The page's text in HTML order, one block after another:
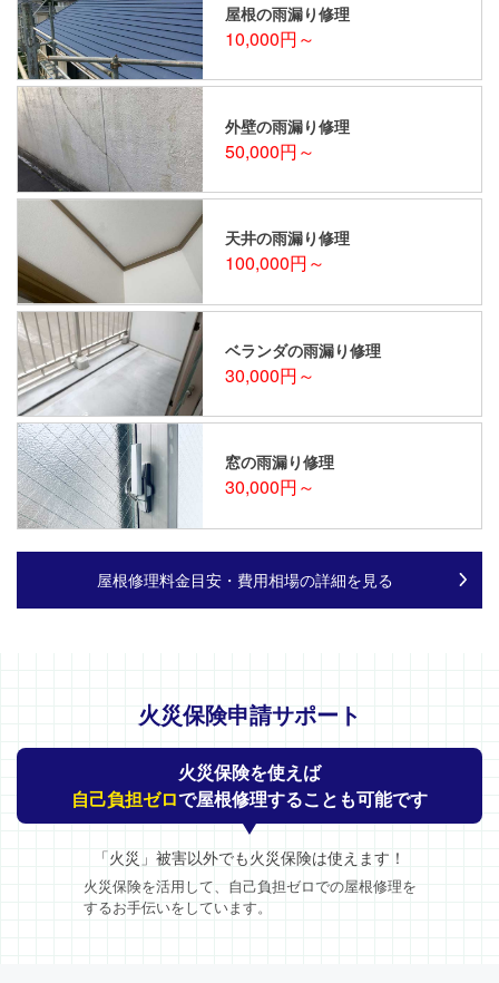
屋根の雨漏り修理
10,000円～
外壁の雨漏り修理
50,000円～
天井の雨漏り修理
100,000円～
ベランダの雨漏り修理
30,000円～
窓の雨漏り修理
30,000円～
屋根修理料金目安・費用相場の詳細を見る
火災保険申請サポート
火災保険を使えば
自己負担ゼロで屋根修理することも可能です
「火災」被害以外でも火災保険は使えます！
火災保険を活用して、自己負担ゼロでの屋根修理を
するお手伝いをしています。